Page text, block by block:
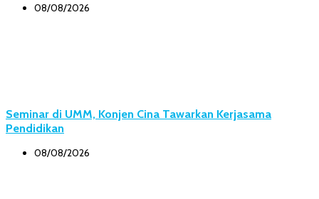
08/08/2026
Seminar di UMM, Konjen Cina Tawarkan Kerjasama
Pendidikan
08/08/2026